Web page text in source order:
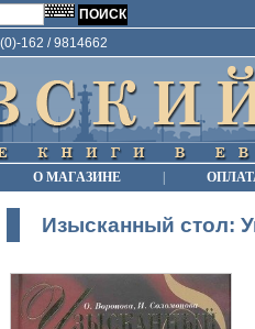
162 / 9814662
О МАГАЗИНЕ
Изысканный стол: